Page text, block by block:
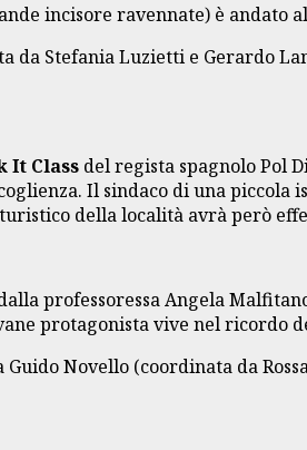
incisore ravennate) è andato
da Stefania Luzietti e Gerardo
It Class del regista spagnolo Pol
Il sindaco di una
della località avrà però
professoressa Angela
protagonista vive nel ricordo
Guido Novello (coordinata da